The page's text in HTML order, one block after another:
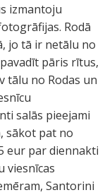
izmantoju
Rodā
jo tā ir netālu no
pāris rītus,
tālu no Rodas un
salās pieejami
sākot pat no
eur par diennakti
viesnīcas
Santorini